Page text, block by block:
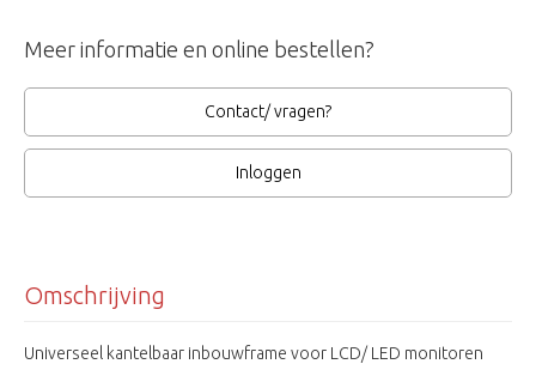
Meer informatie en online bestellen?
Contact/ vragen?
Inloggen
Omschrijving
Universeel kantelbaar inbouwframe voor LCD/ LED monitoren